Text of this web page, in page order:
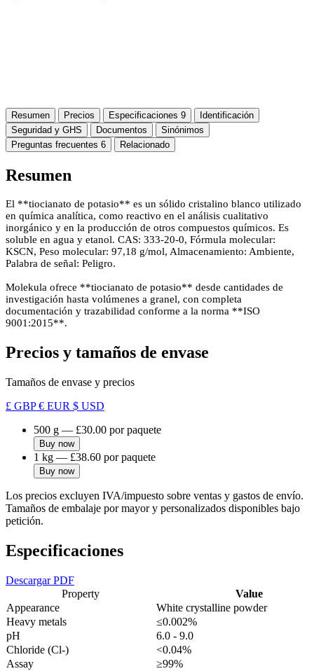
Resumen Precios Especificaciones 9
Identificación
Seguridad y GHS
Documentos
Sinónimos
Preguntas frecuentes 6 Relacionado
Resumen
El **tiocianato de potasio** es un sólido cristalino blanco utilizado
en química analítica, como reactivo en el análisis cualitativo
inorgánico y en la producción de otros compuestos químicos. Es
soluble en agua y etanol. CAS: 333-20-0, Fórmula molecular:
KSCN, Peso molecular: 97,18 g/mol, Almacenamiento: Ambiente,
Palabra de señal: Peligro.
Molekula ofrece **tiocianato de potasio** desde cantidades de
investigación hasta volúmenes a granel, con completa
documentación y trazabilidad conforme a la norma **ISO
9001:2015**.
Precios y tamaños de envase
Tamaños de envase y precios
£ GBP€ EUR $ USD
500 g — £30.00 por paquete
Buy now
1 kg — £38.60 por paquete
Buy now
Los precios excluyen IVA/impuesto sobre ventas y gastos de envío.
Tamaños de embalaje por mayor y personalizados disponibles bajo
petición.
Especificaciones
Descargar PDF
Property
Value
Appearance
White crystalline powder
Heavy metals
≤0.002%
pH
6.0 - 9.0
Chloride (Cl-)
<0.04%
Assay
≥99%